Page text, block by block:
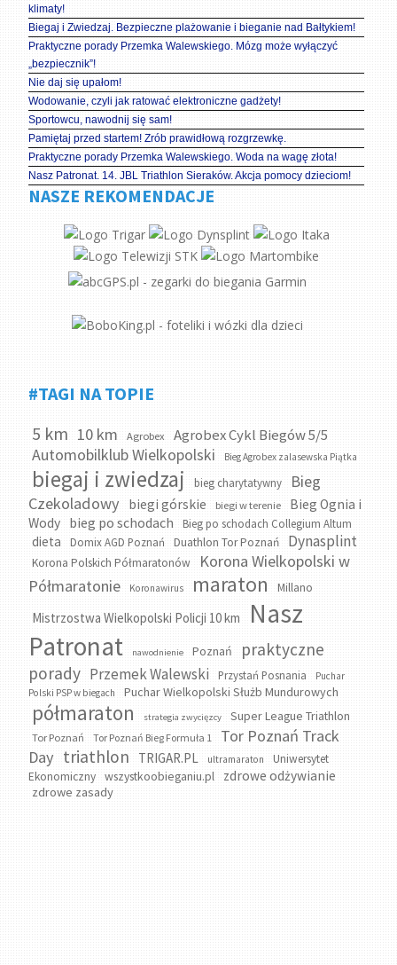
klimaty!
Biegaj i Zwiedzaj. Bezpieczne plażowanie i bieganie nad Bałtykiem!
Praktyczne porady Przemka Walewskiego. Mózg może wyłączyć
„bezpiecznik”!
Nie daj się upałom!
Wodowanie, czyli jak ratować elektroniczne gadżety!
Sportowcu, nawodnij się sam!
Pamiętaj przed startem! Zrób prawidłową rozgrzewkę.
Praktyczne porady Przemka Walewskiego. Woda na wagę złota!
Nasz Patronat. 14. JBL Triathlon Sieraków. Akcja pomocy dzieciom!
NASZE REKOMENDACJE
#TAGI NA TOPIE
5 km 10 km Agrobex Agrobex Cykl Biegów 5/5
Automobilklub Wielkopolski Bieg Agrobex zalasewska Piątka
biegaj i zwiedzaj bieg charytatywny
Bieg
Czekoladowy
biegi górskie biegi w terenie
Bieg Ognia i
Wody bieg po schodach Bieg po schodach Collegium Altum
dieta Domix AGD Poznań Duathlon Tor Poznań Dynasplint
Korona Polskich Półmaratonów
Korona Wielkopolski w
Półmaratonie
Koronawirus maraton Millano
Mistrzostwa Wielkopolski Policji 10 km
Nasz
Patronat
nawodnienie Poznań
praktyczne
porady Przemek Walewski Przystań Posnania
Puchar
Polski PSP w biegach
Puchar Wielkopolski Służb Mundurowych
półmaraton strategia zwycięzcy Super League Triathlon
Tor Poznań Tor Poznań Bieg Formuła 1
Tor Poznań Track
Day triathlon TRIGAR.PL ultramaraton
Uniwersytet
Ekonomiczny
wszystkoobieganiu.pl zdrowe odżywianie
zdrowe zasady